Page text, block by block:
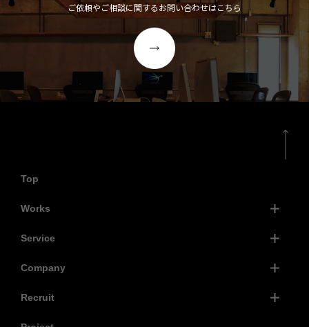
ご依頼やご相談に関するお問い合わせはこちら
Top
Works
Service
Company
Recruit